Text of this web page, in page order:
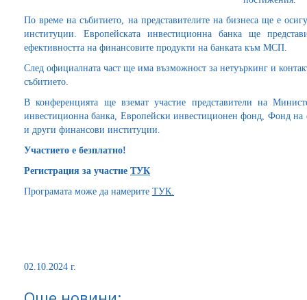
По време на събитието, на представителите на бизнеса ще е
институции. Европейската инвестиционна банка ще
ефективността на финансовите продукти на банката към МСП.
След официалната част ще има възможност за нeтуъркинг и
събитието.
В конференцията ще вземат участие представители на
инвестиционна банка, Европейски инвестиционен фонд, Фонд
и други финансови институции.
Участието е безплатно!
Регистрация за участие ТУК
Програмата може да намерите ТУК.
02.10.2024 г.